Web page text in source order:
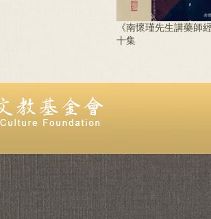
《南懷瑾先生講藥師
十集